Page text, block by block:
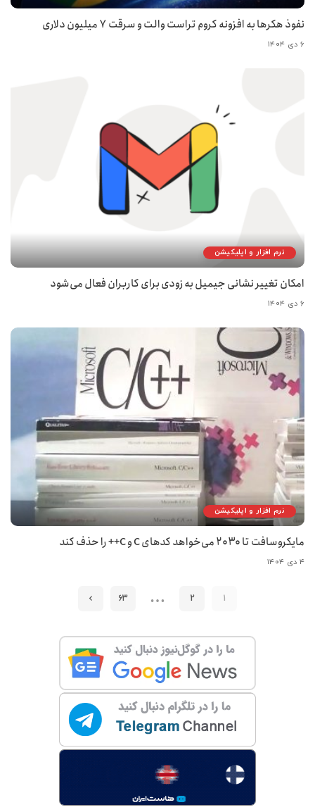
نفوذ هکرها به افزونه کروم تراست والت و سرقت ۷ میلیون دلاری
۶ دی ۱۴۰۴
نرم افزار و اپلیکیشن
امکان تغییر نشانی جیمیل به زودی برای کاربران فعال می‌شود
۶ دی ۱۴۰۴
نرم افزار و اپلیکیشن
مایکروسافت تا ۲۰۳۰ می‌خواهد کدهای C و C++ را حذف کند
۴ دی ۱۴۰۴
1
2
…
63